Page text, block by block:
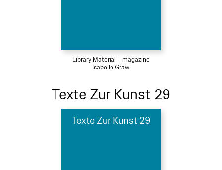
Library Material – magazine
Isabelle Graw
Texte Zur Kunst 29
Texte Zur Kunst 29